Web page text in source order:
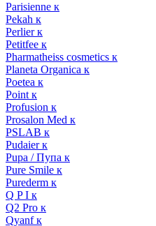
Parisienne к
Pekah к
Perlier к
Petitfee к
Pharmatheiss cosmetics к
Planeta Organica к
Poetea к
Point к
Profusion к
Prosalon Med к
PSLAB к
Pudaier к
Pupa / Пупа к
Pure Smile к
Purederm к
Q P I к
Q2 Pro к
Qyanf к